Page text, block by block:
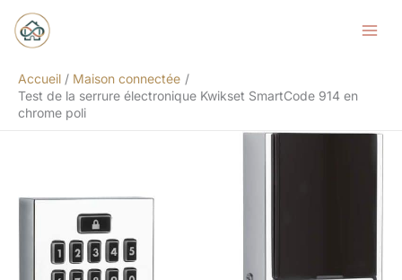
Accueil
Maison connectée
Test de la serrure électronique Kwikset SmartCode 914 en
chrome poli
Rechercher